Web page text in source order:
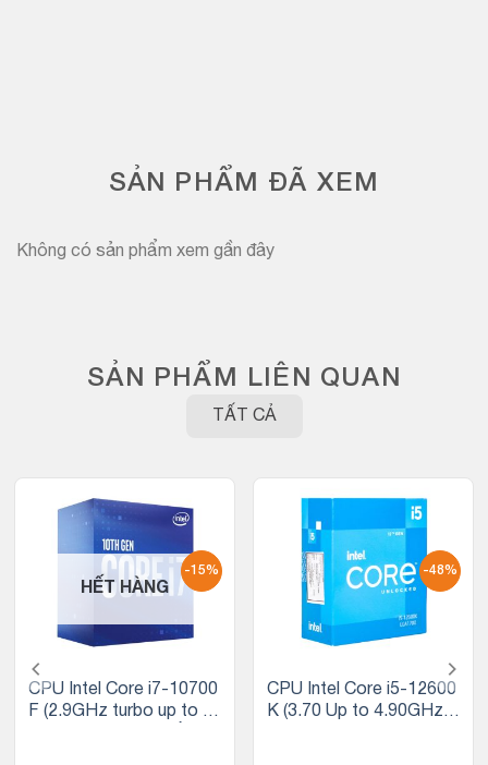
SẢN PHẨM ĐÃ XEM
Không có sản phẩm xem gần đây
SẢN PHẨM LIÊN QUAN
TẤT CẢ
-15%
HẾT HÀNG
CPU Intel Core i7-10700
F (2.9GHz turbo up to 4.
-48%
CPU Intel Core i5-12600
K (3.70 Up to 4.90GHz |